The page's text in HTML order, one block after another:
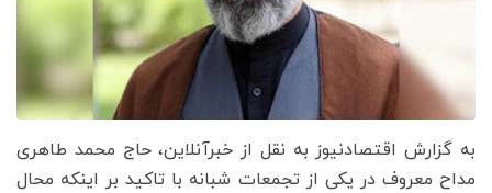
به گزارش اقتصادنیوز به نقل از خبرآنلاین، حاج محمد طاهری
مداح معروف در یکی از تجمعات شبانه با تاکید بر اینکه محال